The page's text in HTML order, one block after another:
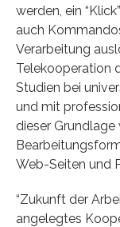
werden, ein
auch
Verarbeitung
Telekooperation
Studien bei
und mit
dieser
Web-Seiten und
“Zukunft der
angelegtes